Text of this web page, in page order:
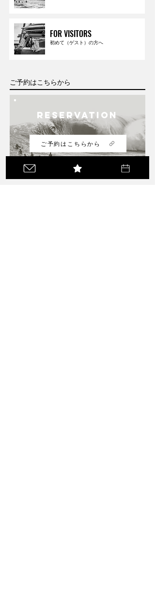
FOR VISITORS
初めて（ゲスト）の方へ
ご予約はこちらから
RESERVATION
ご予約はこちらから